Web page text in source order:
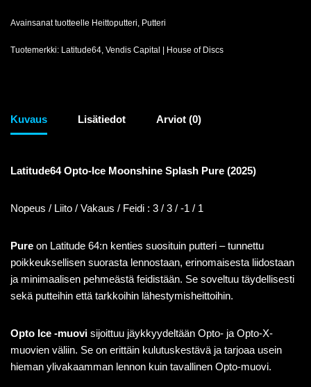
Avainsanat tuotteelle Heittoputteri, Putteri
Tuotemerkki: Latitude64, Vendis Capital | House of Discs
Kuvaus Lisätiedot Arviot (0)
Latitude64 Opto-Ice Moonshine Splash Pure (2025)
Nopeus / Liito / Vakaus / Feidi : 3 / 3 / -1 / 1
Pure on Latitude 64:n kenties suosituin putteri – tunnettu
poikkeuksellisen suorasta lennostaan, erinomaisesta liidostaan
ja minimaalisen pehmeästä feidistään. Se soveltuu täydellisesti
sekä putteihin että tarkkoihin lähestymisheittoihin.
Opto Ice -muovi sijoittuu jäykkyydeltään Opto- ja Opto-X-
muovien väliin. Se on erittäin kulutuskestävä ja tarjoaa usein
hieman ylivakaamman lennon kuin tavallinen Opto-muovi.